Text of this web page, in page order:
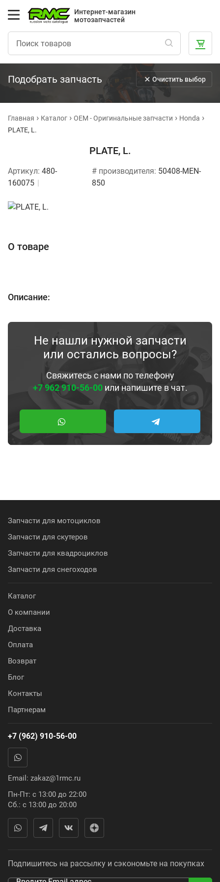
Интернет-магазин
мотозапчастей
Подобрать запчасть Очистить выбор
Главная Каталог OEM - Оригинальные запчасти
Honda
PLATE, L.
PLATE, L.
Артикул: 480-
160075
# производителя: 50408-MEN-
850
О товаре
Описание:
Не нашли нужной запчасти
или остались вопросы?
Свяжитесь с нами по телефону
+7 962 910-56-00или напишите в чат.
Запчасти для мотоциклов
Запчасти для скутеров
Запчасти для квадроциклов
Запчасти для снегоходов
Каталог
О компании
Доставка
Оплата
Возврат
Блог
Контакты
Партнерам
+7 (962) 910-56-00
Email: zakaz@1rmc.ru
Пн-Пт: с 13:00 до 22:00
Сб.: с 13:00 до 20:00
Подпишитесь на рассылку и сэкономьте на покупках